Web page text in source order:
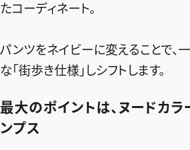
たコーディネート。
パンツをネイビーに変えることで、
な「街歩き仕様」しシフトします。
最大のポイントは、ヌードカ
ンプス